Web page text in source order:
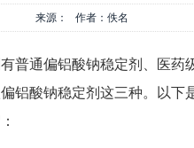
来源： 作者：佚名
普通偏铝酸钠稳定剂、医药
铝酸钠稳定剂这三种。以下